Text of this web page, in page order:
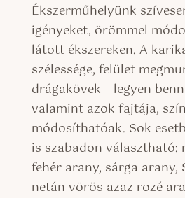
Ékszerműhelyünk
igényeket, örömmel
látott ékszereken. A
szélessége, felület
drágakövek – legyen
valamint azok fajtája,
módosíthatóak. Sok
is szabadon választható:
fehér arany, sárga arany,
netán vörös azaz rozé